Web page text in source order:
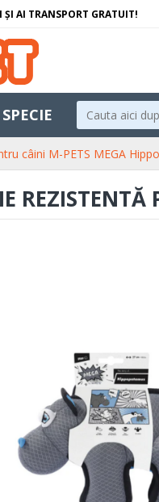
ȘI AI TRANSPORT GRATUIT!
câini M-PETS MEGA